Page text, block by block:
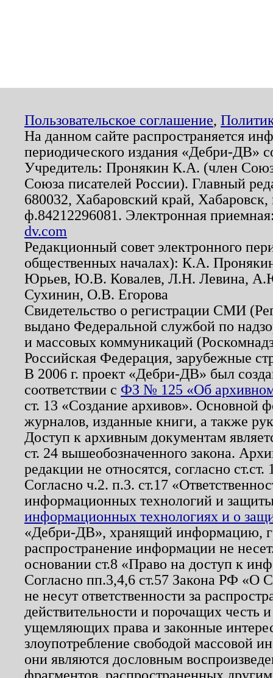
Пользовательское соглашение,
На данном сайте распространяется
периодического издания «Дебри-ДВ»
Учредитель: Пронякин К.А. (член
Союза писателей России). Главный
680032, Хабаровский край,
ф.84212296081. Электронная
dv.com
Редакционный совет электронного
общественных началах): К.А.
Юрьев, Ю.В. Ковалев, Л.Н. Левина,
Сухинин, О.В. Егорова
Свидетельство о регистрации СМИ
выдано Федеральной службой по
и массовых коммуникаций
Российская Федерация, зарубежные
В 2006 г. проект «Дебри-ДВ» был
соответствии с ФЗ № 125 «Об
ст. 13 «Создание архивов». Основной
журналов, изданные книги, а также
Доступ к архивным документам
ст. 24 вышеобозначенного закона.
редакции не относятся, согласно
Согласно ч.2. п.3. ст.17
информационных технологий и
информационных технологиях и о
«Дебри-ДВ», хранящий информацию,
распространение информации не
основании ст.8 «Право на доступ к
Согласно пп.3,4,6 ст.57 Закона РФ «О
не несут ответственности за
действительности и порочащих честь
ущемляющих права и законные
злоупотребление свободой массовой
они являются дословным
фрагментов, распространенных